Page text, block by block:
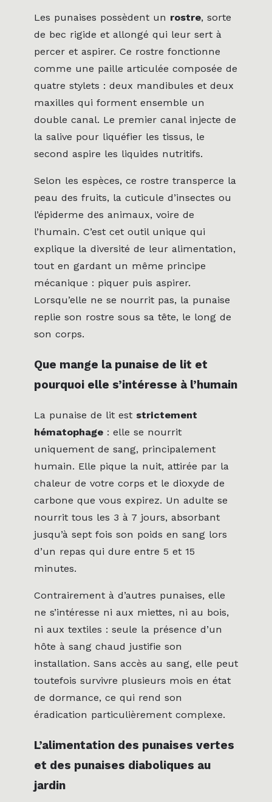
Les punaises possèdent un rostre, sorte
de bec rigide et allongé qui leur sert à
percer et aspirer. Ce rostre fonctionne
comme une paille articulée composée de
quatre stylets : deux mandibules et deux
maxilles qui forment ensemble un
double canal. Le premier canal injecte de
la salive pour liquéfier les tissus, le
second aspire les liquides nutritifs.
Selon les espèces, ce rostre transperce la
peau des fruits, la cuticule d’insectes ou
l’épiderme des animaux, voire de
l’humain. C’est cet outil unique qui
explique la diversité de leur alimentation,
tout en gardant un même principe
mécanique : piquer puis aspirer.
Lorsqu’elle ne se nourrit pas, la punaise
replie son rostre sous sa tête, le long de
son corps.
Que mange la punaise de lit et
pourquoi elle s’intéresse à l’humain
La punaise de lit est strictement
hématophage : elle se nourrit
uniquement de sang, principalement
humain. Elle pique la nuit, attirée par la
chaleur de votre corps et le dioxyde de
carbone que vous expirez. Un adulte se
nourrit tous les 3 à 7 jours, absorbant
jusqu’à sept fois son poids en sang lors
d’un repas qui dure entre 5 et 15
minutes.
Contrairement à d’autres punaises, elle
ne s’intéresse ni aux miettes, ni au bois,
ni aux textiles : seule la présence d’un
hôte à sang chaud justifie son
installation. Sans accès au sang, elle peut
toutefois survivre plusieurs mois en état
de dormance, ce qui rend son
éradication particulièrement complexe.
L’alimentation des punaises vertes
et des punaises diaboliques au
jardin